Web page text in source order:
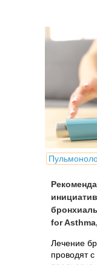
for
Лечение
проводят